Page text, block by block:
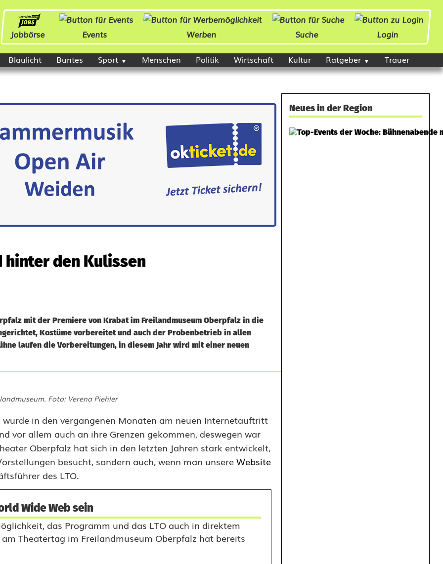
Jobbörse Events Werben Suche Login
Blaulicht Buntes Sport Menschen Politik Wirtschaft Kultur Ratgeber Trauer
hinter den Kulissen
mit der Premiere von Krabat im Freilandmuseum Oberpfalz in die
Kostüme vorbereitet und auch der Probenbetrieb in allen
laufen die Vorbereitungen, in diesem Jahr wird mit einer neuen
Foto: Verena Piehler
in den vergangenen Monaten am neuen Internetauftritt
vor allem auch an ihre Grenzen gekommen, deswegen war
Oberpfalz hat sich in den letzten Jahren stark entwickelt,
besucht, sondern auch, wenn man unsereWebsite
des LTO.
Wide Web sein
das Programm und das LTO auch in direktem
Theatertag im Freilandmuseum Oberpfalz hat bereits
Neues in der Region